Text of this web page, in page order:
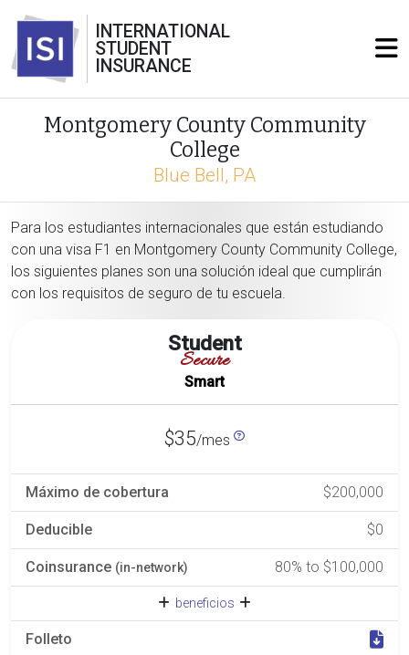
INTERNATIONAL
STUDENT
INSURANCE
Montgomery County Community
College
Blue Bell, PA
Para los estudiantes internacionales que están estudiando
con una visa F1 en Montgomery County Community College,
los siguientes planes son una solución ideal que cumplirán
con los requisitos de seguro de tu escuela.
Student
Secure
Smart
$35/mes
Máximo de cobertura $200,000
Deducible $0
Coinsurance (in-network) 80% to $100,000
beneficios
Folleto